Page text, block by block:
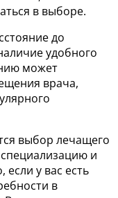
в выборе.
до
удобного
может
врача,
выбор лечащего
и
у вас есть
в